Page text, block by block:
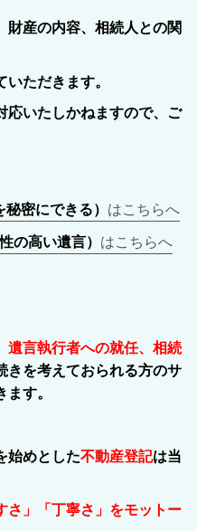
財産の内容、相続人との関
ただきます。
応いたしかねますので、ご
密にできる） はこちらへ
の高い遺言） はこちらへ
遺言執行者への就任、相続
きを考えておられる方のサ
す。
始めとした不動産登記は当
さ」「丁寧さ」 をモットー